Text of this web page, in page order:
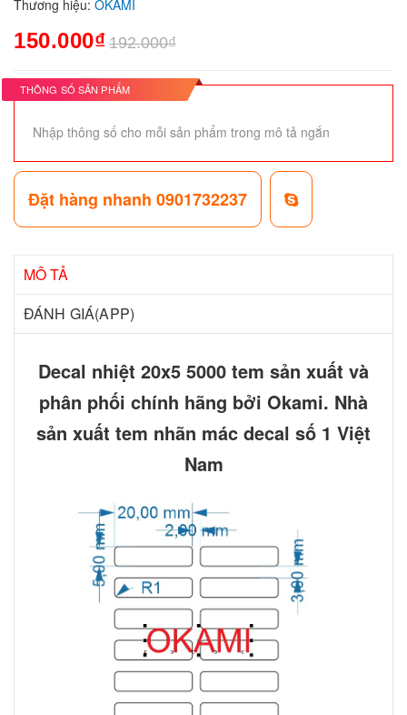
Thương hiệu: OKAMI
150.000₫ 192.000₫
THÔNG SỐ SẢN PHẨM
Nhập thông số cho mỗi sản phẩm trong mô tả ngắn
Đặt hàng nhanh 0901732237
MÔ TẢ
ĐÁNH GIÁ(APP)
Decal nhiệt 20x5 5000 tem sản xuất và
phân phối chính hãng bởi Okami. Nhà
sản xuất tem nhãn mác decal số 1 Việt
Nam